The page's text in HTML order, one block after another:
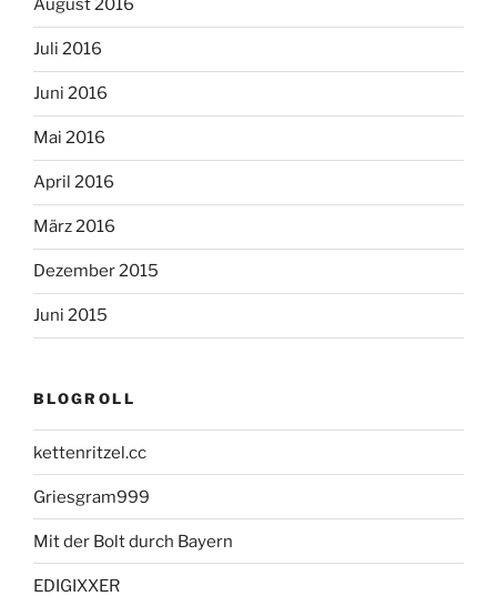
August 2016
Juli 2016
Juni 2016
Mai 2016
April 2016
März 2016
Dezember 2015
Juni 2015
BLOGROLL
kettenritzel.cc
Griesgram999
Mit der Bolt durch Bayern
EDIGIXXER